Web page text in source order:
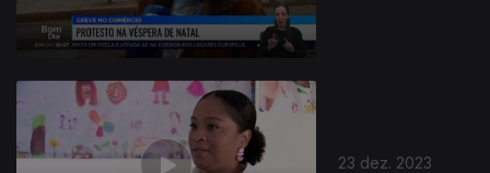
23 dez. 2023